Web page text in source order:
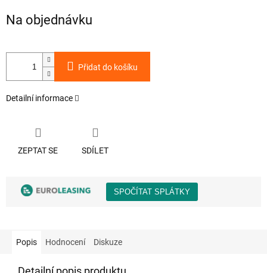
cena:
Na objednávku
Přidat do košíku
Detailní informace
ZEPTAT SE SDÍLET
Popis Hodnocení Diskuze